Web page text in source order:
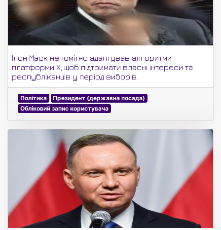
Ілон Маск непомітно адаптував алгоритми
платформи X, щоб підтримати власні інтереси та
республіканців у період виборів.
Політика
Президент (державна посада)
Обліковий запис користувача